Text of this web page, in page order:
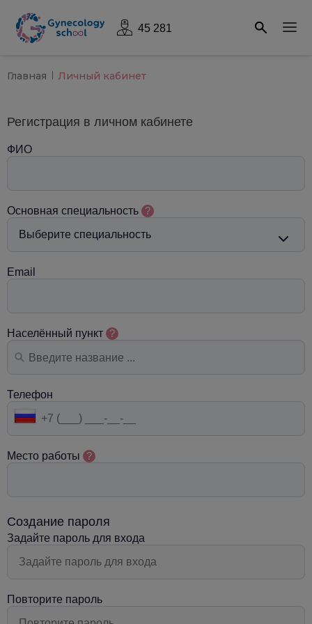
45 281
Главная Личный кабинет
Регистрация в личном кабинете
ФИО
Основная специальность ?
Email
Населённый пункт ?
Телефон
Место работы ?
Создание пароля
Задайте пароль для входа
Повторите пароль